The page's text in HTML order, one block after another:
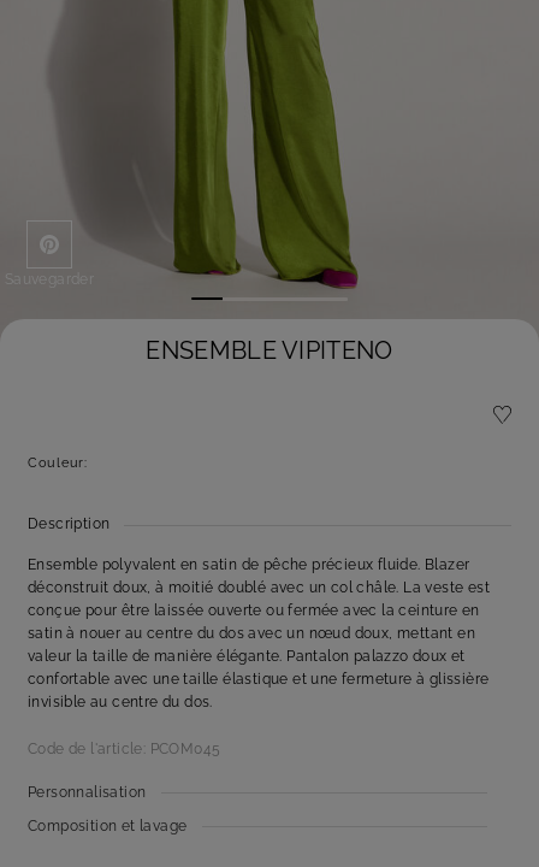
Sauvegarder
ENSEMBLE VIPITENO
Couleur:
Description
Ensemble polyvalent en satin de pêche précieux fluide. Blazer
déconstruit doux, à moitié doublé avec un col châle. La veste est
conçue pour être laissée ouverte ou fermée avec la ceinture en
satin à nouer au centre du dos avec un nœud doux, mettant en
valeur la taille de manière élégante. Pantalon palazzo doux et
confortable avec une taille élastique et une fermeture à glissière
invisible au centre du dos.
Code de l'article: PCOM045
Personnalisation
Composition et lavage